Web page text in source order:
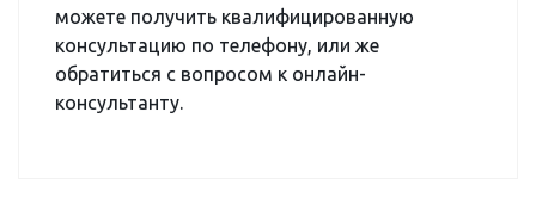
можете получить квалифицированную
консультацию по телефону, или же
обратиться с вопросом к онлайн-
консультанту.